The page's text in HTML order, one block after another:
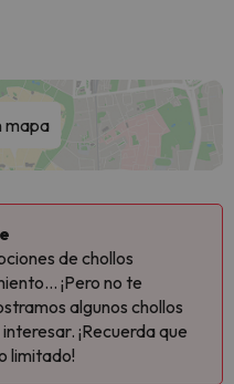
mapa
de chollos
¡Pero no te
algunos chollos
¡Recuerda que
limitado!